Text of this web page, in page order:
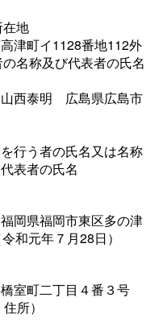
地
津町イ1128番地112外
名称及び代表者の氏名
山西泰明 広島県広島市
行う者の氏名又は名称
表者の氏名
福岡県福岡市東区多の津
令和元年７月28日）
室町二丁目４番３号
所）